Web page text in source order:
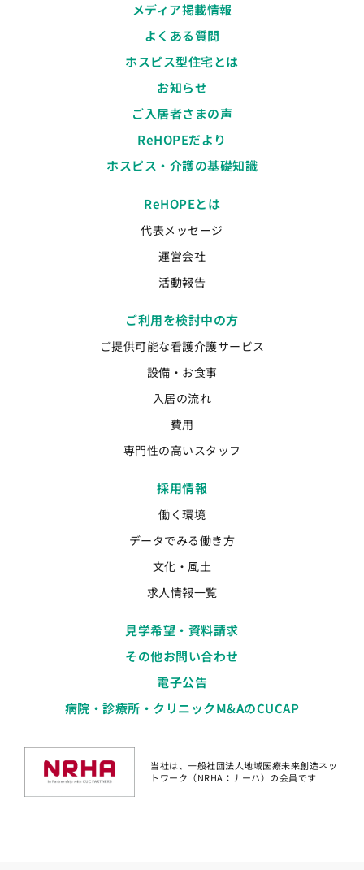
メディア掲載情報
よくある質問
ホスピス型住宅とは
お知らせ
ご入居者さまの声
ReHOPEだより
ホスピス・介護の基礎知識
ReHOPEとは
代表メッセージ
運営会社
活動報告
ご利用を検討中の方
ご提供可能な看護介護サービス
設備・お食事
入居の流れ
費用
専門性の高いスタッフ
採用情報
働く環境
データでみる働き方
文化・風土
求人情報一覧
見学希望・資料請求
その他お問い合わせ
電子公告
病院・診療所・クリニックM&AのCUCAP
当社は、一般社団法人地域医療未来創造ネッ
トワーク（NRHA：ナーハ）の会員です